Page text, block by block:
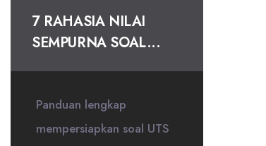
7 RAHASIA NILAI
SEMPURNA SOAL...
Panduan lengkap
mempersiapkan soal UTS